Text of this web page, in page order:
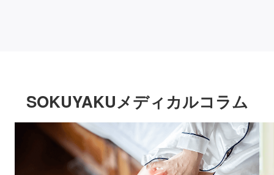
SOKUYAKUメディカルコラム